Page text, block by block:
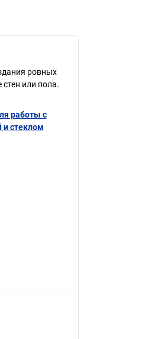
ровных
или пола.
работы с
и стеклом